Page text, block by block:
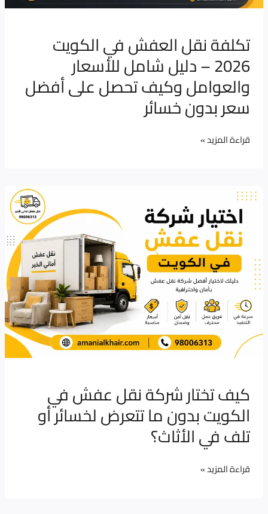
تكلفة نقل العفش في الكويت
2026 – دليل شامل للأسعار
والعوامل وكيف تحصل على أفضل
سعر بدون خسائر
وكيف
تحصل
على
أفضل
سعر
خسائر
قراءة المزيد »
كيف تختار شركة نقل عفش في
الكويت بدون ما تتعرض لخسائر أو
تلف في الأثاث؟
كيف
تختار
شركة
نقل
عفش
الكويت
بدون
تتعرض
أو
تلف
في
الأثاث؟
قراءة المزيد »